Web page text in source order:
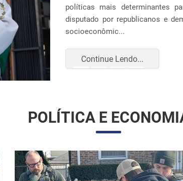
interior do país. Oito anos após
Continue Lendo...